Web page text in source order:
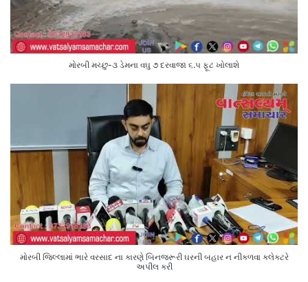
મોરબી મચ્છુ-૩ ડેમના વઘુ ૭ દરવાજા ૬.૫ ફૂટ ખોલાશે
મોરબી જિલ્લામાં ભારે વરસાદ ના કારણે બિનજરૂરી ઘરની બહાર ન નીકળવા કલેક્ટરે
અપીલ કરી